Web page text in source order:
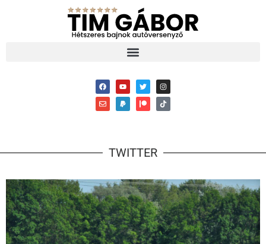
TWITTER